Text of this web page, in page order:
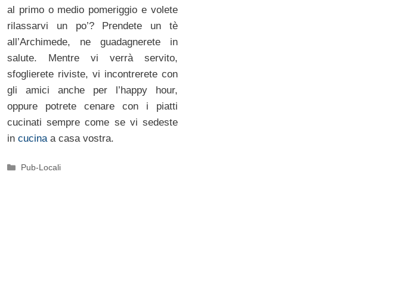
al primo o medio pomeriggio e volete
rilassarvi un po’? Prendete un tè
all’Archimede, ne guadagnerete in
salute. Mentre vi verrà servito,
sfoglierete riviste, vi incontrerete con
gli amici anche per l’happy hour,
oppure potrete cenare con i piatti
cucinati sempre come se vi sedeste
in cucinaa casa vostra.
Categorie
Pub-Locali